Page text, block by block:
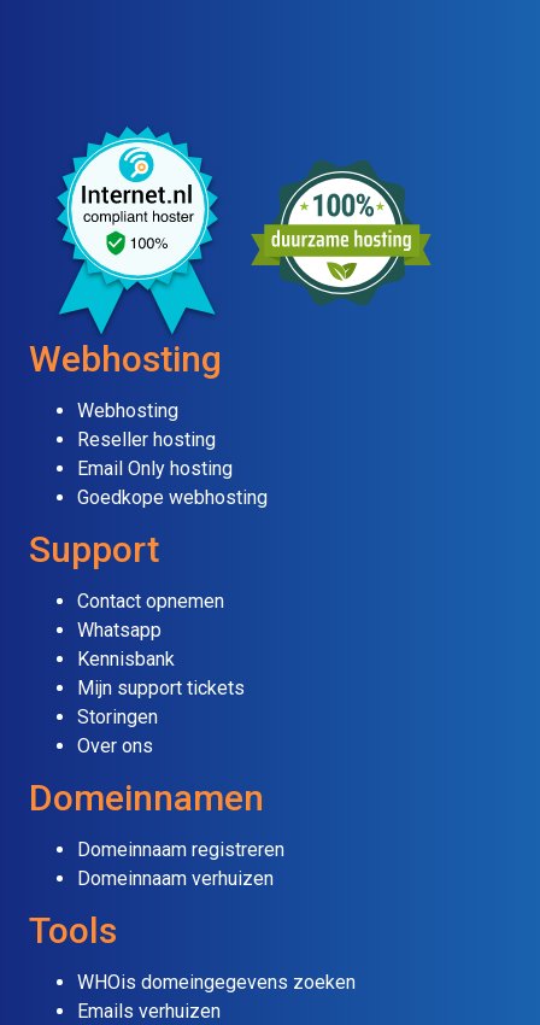
Webhosting
Webhosting
Reseller hosting
Email Only hosting
Goedkope webhosting
Support
Contact opnemen
Whatsapp
Kennisbank
Mijn support tickets
Storingen
Over ons
Domeinnamen
Domeinnaam registreren
Domeinnaam verhuizen
Tools
WHOis domeingegevens zoeken
Emails verhuizen